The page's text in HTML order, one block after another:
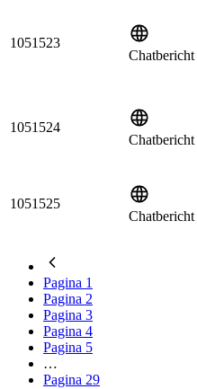
1051523
Chatbericht
1051524
Chatbericht
1051525
Chatbericht
Pagina 1
Pagina 2
Pagina 3
Pagina 4
Pagina 5
…
Pagina 29